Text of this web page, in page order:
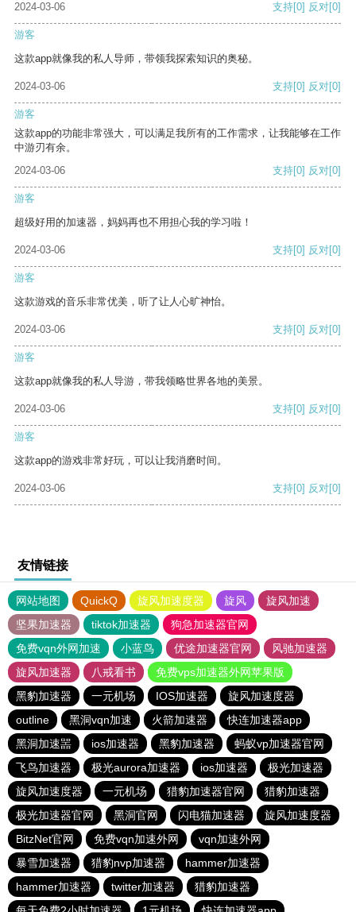
2024-03-06
支持[0] 反对[0]
游客
这款app就像我的私人导师，带领我探索知识的奥秘。
2024-03-06 支持[0] 反对[0]
游客
这款app的功能非常强大，可以满足我所有的工作需求，让我能够在工作
中游刃有余。
2024-03-06
支持[0] 反对[0]
游客
超级好用的加速器，妈妈再也不用担心我的学习啦！
2024-03-06 支持[0] 反对[0]
游客
这款游戏的音乐非常优美，听了让人心旷神怡。
2024-03-06 支持[0] 反对[0]
游客
这款app就像我的私人导游，带我领略世界各地的美景。
2024-03-06 支持[0] 反对[0]
游客
这款app的游戏非常好玩，可以让我消磨时间。
2024-03-06 支持[0] 反对[0]
友情链接
网站地图 QuickQ 旋风加速度器 旋风
旋风加速
坚果加速器
tiktok加速器
狗急加速器官网
免费vqn外网加速
小蓝鸟 优途加速器官网
风驰加速器
旋风加速器
八戒看书
免费vps加速器外网苹果版
黑豹加速器
一元机场 IOS加速器
旋风加速度器
outline
黑洞vqn加速 火箭加速器
快连加速器app
黑洞加速噐
ios加速器 黑豹加速器
蚂蚁vp加速器官网
飞鸟加速器
极光aurora加速器 ios加速器
极光加速器
旋风加速度器
一元机场 猎豹加速器官网
猎豹加速器
极光加速器官网
黑洞官网 闪电猫加速器
旋风加速度器
BitzNet官网
免费vqn加速外网
vqn加速外网
暴雪加速器
猎豹nvp加速器
hammer加速器
hammer加速器
twitter加速器
猎豹加速器